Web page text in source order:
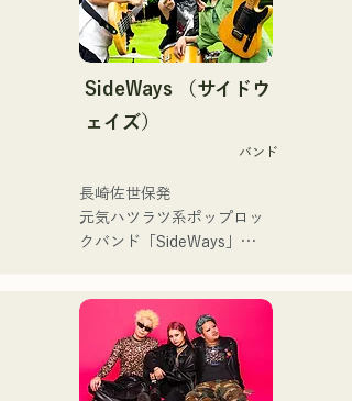
STREET PARTY、
Hannibal Halloween Music
Festival ,sunset live2019、
鷹祭Summer Boostイベン
トステージにも出演。MCと
cup2019 Public viewing、競
輪日本一ダービーの場内ア
ナウンス、ラグビー女子日
本代表世界大会スタジアム
滑走屋場内アナウンス、ク
リスマスアドベント、イス
ラデサルサ、福岡ウィニン
グスピリッツのスタジアム
コンセプトは、「等身大の
ままで。僕とあなたのため
の音楽を。」気持ちが落ち
まう時こそ聴いてほしい。
自分自身も迷いや葛藤を抱
作り物ではなく、ありのま
まの感情や言葉をそのまま
音楽にしている。
2024年10月より音楽活動を
福岡を中心にブッキングラ
イブや路上ライブなど精力
的に活動を行っている。
SideWays （サイドウ
ェイズ）
バンド
長崎佐世保発
元気ハツラツ系ポップロッ
クバンド「SideWays」
行
小説を元にした楽しくどこ
か哀愁のある楽曲に注
目！！